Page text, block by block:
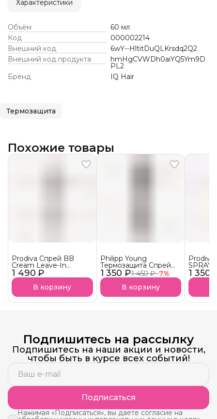
Характеристики
Объём
60 мл
Код
000002214
Внешний код
6wY--HltitDuQLKrsdq2Q2
Внешний код продукта
hmHgCVWDh0aiYQ5Ym9D
PL2
Бренд
IQ Hair
Термозащита
Похожие товары
1 490 ₽
Prodiva Спрей BB
Cream Leave-In
Универсальная
кремовая
термозащита для
волос
В корзину
1 350 ₽1 450 ₽−7%
Philipp Young
Термозащита Спрей
Thermal Protection
Hair Spray - Glow
В корзину
1 350
Prodiva
SPRAY
спрей
АКЦИЯ!
Подпишитесь на рассылку
Подпишитесь на наши акции и новости,
чтобы быть в курсе всех событий!
Подписаться
Нажимая «Подписаться», вы даете согласие на